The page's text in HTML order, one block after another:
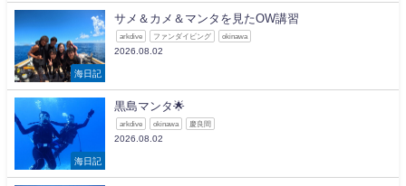
海日記
サメ＆カメ＆マンタを見たOW講習
arkdive ファンダイビング okinawa
2026.08.02
海日記
黒島マンタ🌟
arkdive okinawa 慶良間
2026.08.02